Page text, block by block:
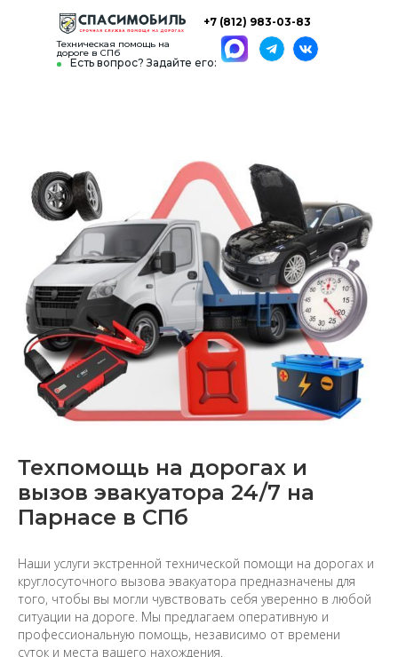
Есть вопрос? Задайте его:
+7 (812) 983-03-83
Техническая помощь на
дороге в СПб
Техпомощь на дорогах и
вызов эвакуатора 24/7 на
Парнасе в СПб
Наши услуги экстренной технической помощи на дорогах и
круглосуточного вызова эвакуатора предназначены для
того, чтобы вы могли чувствовать себя уверенно в любой
ситуации на дороге. Мы предлагаем оперативную и
профессиональную помощь, независимо от времени
суток и места вашего нахождения.